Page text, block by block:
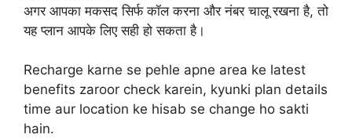
अगर आपका मकसद सिर्फ कॉल करना और नंबर चालू रखना है, तो
यह प्लान आपके लिए सही हो सकता है।
Recharge karne se pehle apne area ke latest
benefits zaroor check karein, kyunki plan details
time aur location ke hisab se change ho sakti
hain.